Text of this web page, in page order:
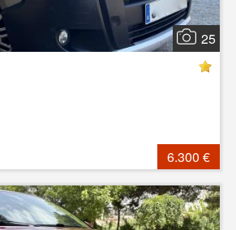
25
6.300 €